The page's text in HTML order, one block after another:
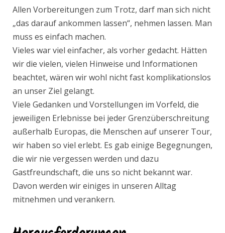
Allen Vorbereitungen zum Trotz, darf man sich nicht
„das darauf ankommen lassen“, nehmen lassen. Man
muss es einfach machen.
Vieles war viel einfacher, als vorher gedacht. Hätten
wir die vielen, vielen Hinweise und Informationen
beachtet, wären wir wohl nicht fast komplikationslos
an unser Ziel gelangt.
Viele Gedanken und Vorstellungen im Vorfeld, die
jeweiligen Erlebnisse bei jeder Grenzüberschreitung
außerhalb Europas, die Menschen auf unserer Tour,
wir haben so viel erlebt. Es gab einige Begegnungen,
die wir nie vergessen werden und dazu
Gastfreundschaft, die uns so nicht bekannt war.
Davon werden wir einiges in unseren Alltag
mitnehmen und verankern.